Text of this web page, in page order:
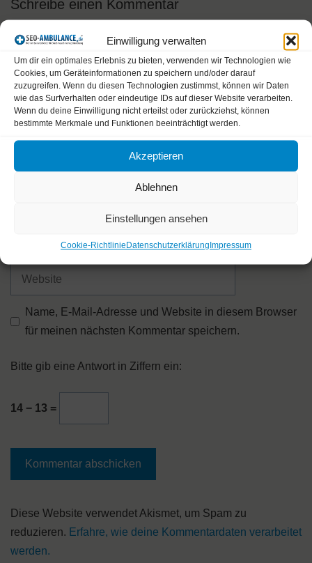
Einwilligung verwalten
Um dir ein optimales Erlebnis zu bieten, verwenden wir Technologien wie
Cookies, um Geräteinformationen zu speichern und/oder darauf
zuzugreifen. Wenn du diesen Technologien zustimmst, können wir Daten
wie das Surfverhalten oder eindeutige IDs auf dieser Website verarbeiten.
Wenn du deine Einwilligung nicht erteilst oder zurückziehst, können
bestimmte Merkmale und Funktionen beeinträchtigt werden.
Akzeptieren
Ablehnen
Einstellungen ansehen
Cookie-Richtlinie Datenschutzerklärung Impressum
Schreibe einen Kommentar
Kommentar
Website
Name, E-Mail-Adresse und Website in diesem Browser
für meinen nächsten Kommentar speichern.
Bitte gib eine Antwort in Ziffern ein:
14 − 13 =
A
l
t
Diese Website verwendet Akismet, um Spam zu
reduzieren. Erfahre, wie deine Kommentardaten verarbeitet
werden.